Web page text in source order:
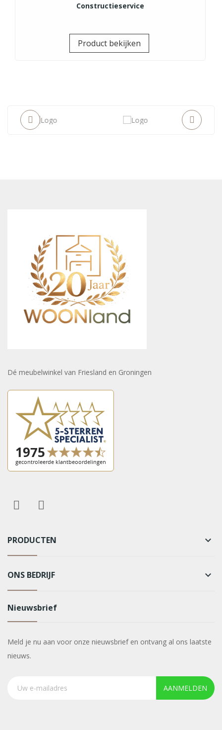
Constructieservice
Product bekijken
Dé meubelwinkel van Friesland en Groningen
PRODUCTEN keyboard_arrow_down
ONS BEDRIJF keyboard_arrow_down
Nieuwsbrief
Meld je nu aan voor onze nieuwsbrief en ontvang al ons laatste
nieuws.
AANMELDEN